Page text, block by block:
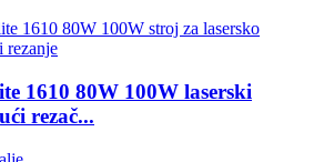
1610 80W 100W laserski
rezač...